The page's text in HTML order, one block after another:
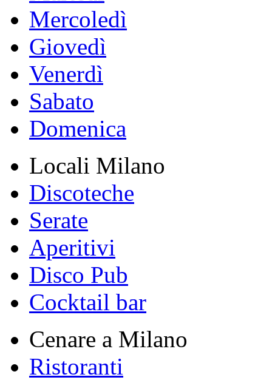
Mercoledì
Giovedì
Venerdì
Sabato
Domenica
Locali Milano
Discoteche
Serate
Aperitivi
Disco Pub
Cocktail bar
Cenare a Milano
Ristoranti